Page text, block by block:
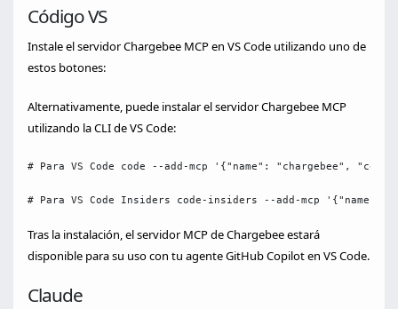
Código VS
Instale el servidor Chargebee MCP en VS Code utilizando uno de
estos botones:
Alternativamente, puede instalar el servidor Chargebee MCP
utilizando la CLI de VS Code:
# Para VS Code code --add-mcp '{"name": "chargebee",
# Para VS Code Insiders code-insiders --add-mcp '{"name":
Tras la instalación, el servidor MCP de Chargebee estará
disponible para su uso con tu agente GitHub Copilot en VS Code.
Claude